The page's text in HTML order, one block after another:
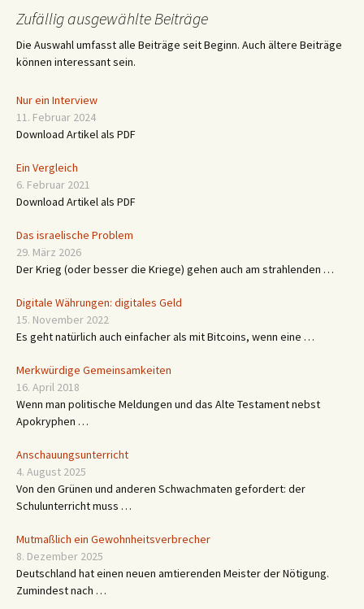
Zufällig ausgewählte Beiträge
Die Auswahl umfasst alle Beiträge seit Beginn. Auch ältere Beiträge
können interessant sein.
Nur ein Interview
11. Februar 2024
Download Artikel als PDF
Ein Vergleich
6. Februar 2021
Download Artikel als PDF
Das israelische Problem
29. März 2026
Der Krieg (oder besser die Kriege) gehen auch am strahlenden …
Digitale Währungen: digitales Geld
15. November 2022
Es geht natürlich auch einfacher als mit Bitcoins, wenn eine …
Merkwürdige Gemeinsamkeiten
16. April 2018
Wenn man politische Meldungen und das Alte Testament nebst
Apokryphen …
Anschauungsunterricht
4. August 2025
Von den Grünen und anderen Schwachmaten gefordert: der
Schulunterricht muss …
Mutmaßlich ein Gewohnheitsverbrecher
8. Dezember 2025
Deutschland hat einen neuen amtierenden Meister der Nötigung.
Zumindest nach …